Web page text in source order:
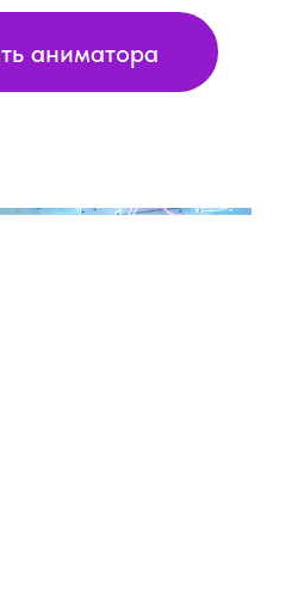
аниматора